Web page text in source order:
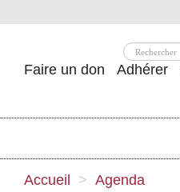
Faire un don Adhérer
Accueil > Agenda